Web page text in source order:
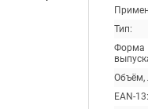
Тип:
Форма
Объём,
EAN-13: